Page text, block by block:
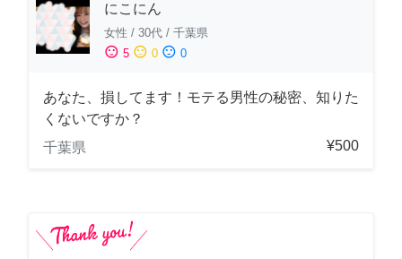
にこにん
女性 / 30代 / 千葉県
sentiment_satisfied 5 sentiment_neutral 0 sentiment_dissatisfied 0
あなた、損してます！モテる男性の秘密、知りた
くないですか？
千葉県
¥500